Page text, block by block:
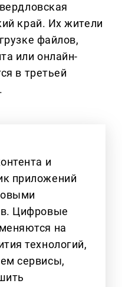
край. Их жители
файлов,
или онлайн-
в третьей
и
приложений
Цифровые
на
технологий,
сервисы,